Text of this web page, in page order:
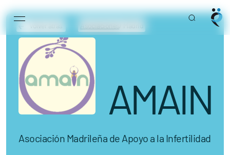
Main Navigation
AMAIN
Asociación Madrileña de Apoyo a la Infertilidad